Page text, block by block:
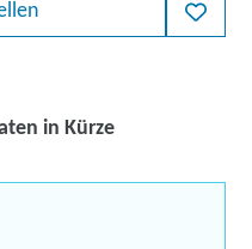
in Kürze